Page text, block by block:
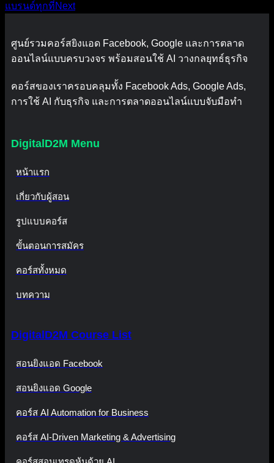
แบรนด์ทุกที่Next
ศูนย์รวมคอร์สยิงแอด Facebook, Google และการตลาด
ออนไลน์แบบครบวงจร พร้อมสอนใช้ AI วางกลยุทธ์ธุรกิจ
คอร์สของเราครอบคลุมทั้ง Facebook Ads, Google Ads,
การใช้ AI กับธุรกิจ และการตลาดออนไลน์แบบจับมือทำ
DigitalD2M Menu
หน้าแรก
เกี่ยวกับผู้สอน
รูปแบบคอร์ส
ขั้นตอนการสมัคร
คอร์สทั้งหมด
บทความ
DigitalD2M Course List
สอนยิงแอด Facebook
สอนยิงแอด Google
คอร์ส AI Automation for Business
คอร์ส AI-Driven Marketing & Advertising